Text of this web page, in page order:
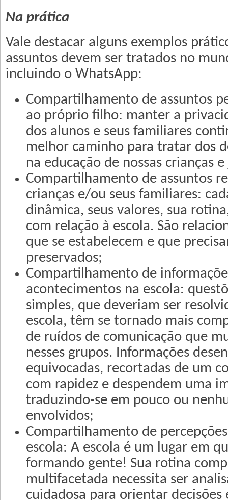
Na prática
Vale destacar alguns exemplos
assuntos devem ser tratados no
incluindo o WhatsApp:
Compartilhamento de assuntos
ao próprio filho: manter a
dos alunos e seus familiares
melhor caminho para tratar dos
na educação de nossas crianças
Compartilhamento de assuntos
crianças e/ou seus familiares:
dinâmica, seus valores, sua
com relação à escola. São
que se estabelecem e que
preservados;
Compartilhamento de
acontecimentos na escola:
simples, que deveriam ser
escola, têm se tornado mais
de ruídos de comunicação que
nesses grupos. Informações
equivocadas, recortadas de um
com rapidez e despendem uma
traduzindo-se em pouco ou
envolvidos;
Compartilhamento de
escola: A escola é um lugar em
formando gente! Sua rotina
multifacetada necessita ser
cuidadosa para orientar decisões